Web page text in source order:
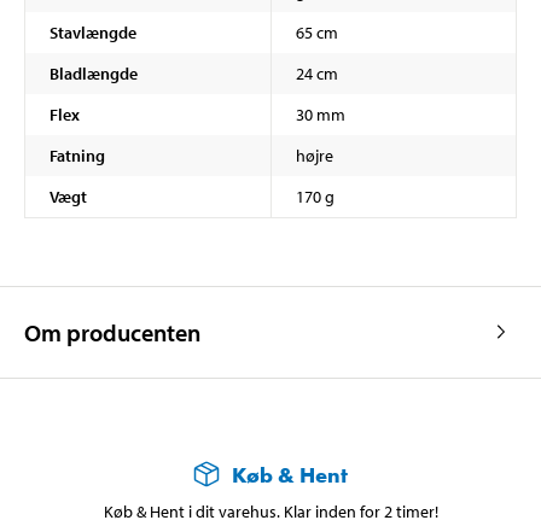
Stavlængde
65 cm
Bladlængde
24 cm
Flex
30 mm
Fatning
højre
Vægt
170 g
Om producenten
Køb & Hent
Køb & Hent i dit varehus. Klar inden for 2 timer!